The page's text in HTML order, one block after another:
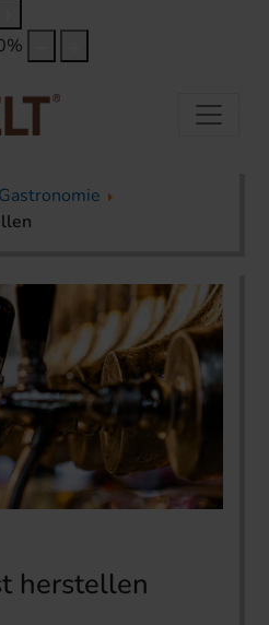
%
Gastronomie
herstellen